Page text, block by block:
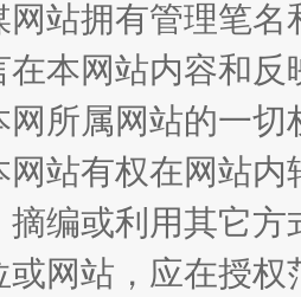
重塑工作
网站拥有管理笔
在本网站内容和
网所属网站的一
网站有权在网站
摘编或利用其它
或网站，应在授